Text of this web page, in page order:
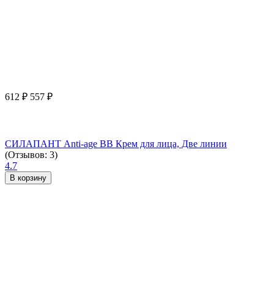
612 ₽ 557 ₽
СИЛАПАНТ Anti-age ВВ Крем для лица, Две линии
(Отзывов: 3)
4.7
В корзину